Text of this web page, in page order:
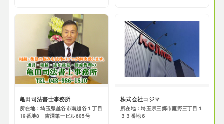
亀田司法書士事務所
所在地：埼玉県越谷市南越谷１丁目
19番地8 吉澤第一ビル605号
株式会社コジマ
所在地：埼玉県三郷市鷹野三丁目１
３３番地６